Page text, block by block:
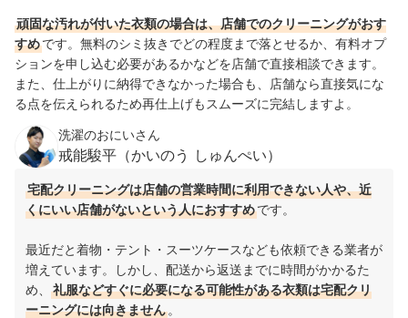
頑固な汚れが付いた衣類の場合は、店舗でのクリーニングがおす
すめです。無料のシミ抜きでどの程度まで落とせるか、有料オプ
ションを申し込む必要があるかなどを店舗で直接相談できます。
また、仕上がりに納得できなかった場合も、店舗なら直接気にな
る点を伝えられるため再仕上げもスムーズに完結しますよ。
洗濯のおにいさん
戒能駿平（かいのう しゅんぺい）
宅配クリーニングは店舗の営業時間に利用できない人や、近
くにいい店舗がないという人におすすめです。
最近だと着物・テント・スーツケースなども依頼できる業者が
増えています。しかし、配送から返送までに時間がかかるた
め、
礼服などすぐに必要になる可能性がある衣類は宅配クリ
ーニングには向きません 。